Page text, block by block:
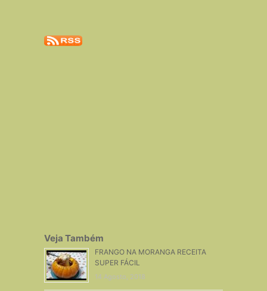
Veja Também
FRANGO NA MORANGA RECEITA
SUPER FÁCIL
14 Agosto, 2018